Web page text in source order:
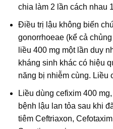
chia làm 2 lần cách nhau
Điều trị lậu không biến
gonorrhoeae (kể cả
liều 400 mg một lần duy
kháng sinh khác có hiệu
năng bị nhiễm cùng. Liều
Liều dùng cefixim 400
bệnh lậu lan tỏa sau khi
tiêm Ceftriaxon,